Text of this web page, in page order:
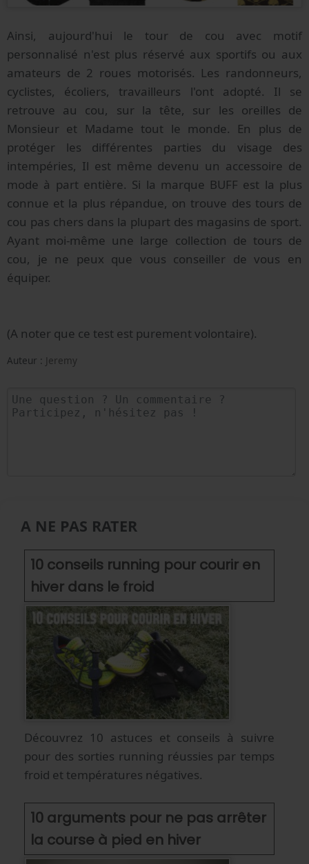
Ainsi, aujourd'hui le tour de cou avec motif
personnalisé n'est plus réservé aux sportifs ou aux
amateurs de 2 roues motorisés. Les randonneurs,
cyclistes, écoliers, travailleurs l'ont adopté. Il se
retrouve au cou, sur la tête, sur les oreilles de
Monsieur et Madame tout le monde. En plus de
protéger les différentes parties du visage des
intempéries, Il est même devenu un accessoire de
mode à part entière. Si la marque BUFF est la plus
connue et la plus répandue, on trouve des tours de
cou pas chers dans la plupart des magasins de sport.
Ayant moi-même une large collection de tours de
cou, je ne peux que vous conseiller de vous en
équiper.
(A noter que ce test est purement volontaire).
Auteur : Jeremy
A NE PAS RATER
10 conseils running pour courir en
hiver dans le froid
Découvrez 10 astuces et conseils à suivre
pour des sorties running réussies par temps
froid et températures négatives.
10 arguments pour ne pas arrêter
la course à pied en hiver